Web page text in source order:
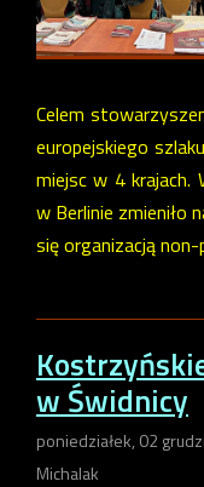
Celem
europejskiego
miejsc w 4 krajach.
w Berlinie zmieniło
się organizacją
w Świdnicy
poniedziałek, 02
Michalak